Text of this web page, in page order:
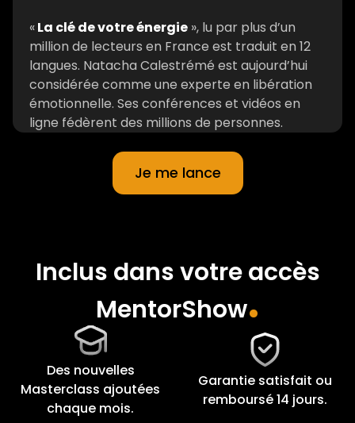
«La clé de votre énergie », lu par plus d’un
million de lecteurs en France est traduit en 12
langues. Natacha Calestrémé est aujourd’hui
considérée comme une experte en libération
émotionnelle. Ses conférences et vidéos en
ligne fédèrent des millions de personnes.
Je me lance
Inclus dans votre accès
MentorShow.
Des nouvelles
Masterclass ajoutées
chaque mois.
Garantie satisfait ou
remboursé 14 jours.